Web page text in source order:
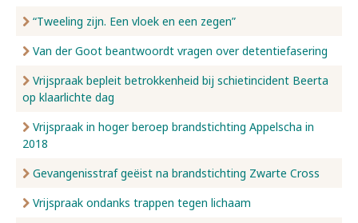
“Tweeling zijn. Een vloek en een zegen”
Van der Goot beantwoordt vragen over detentiefasering
Vrijspraak bepleit betrokkenheid bij schietincident Beerta
op klaarlichte dag
Vrijspraak in hoger beroep brandstichting Appelscha in
2018
Gevangenisstraf geëist na brandstichting Zwarte Cross
Vrijspraak ondanks trappen tegen lichaam